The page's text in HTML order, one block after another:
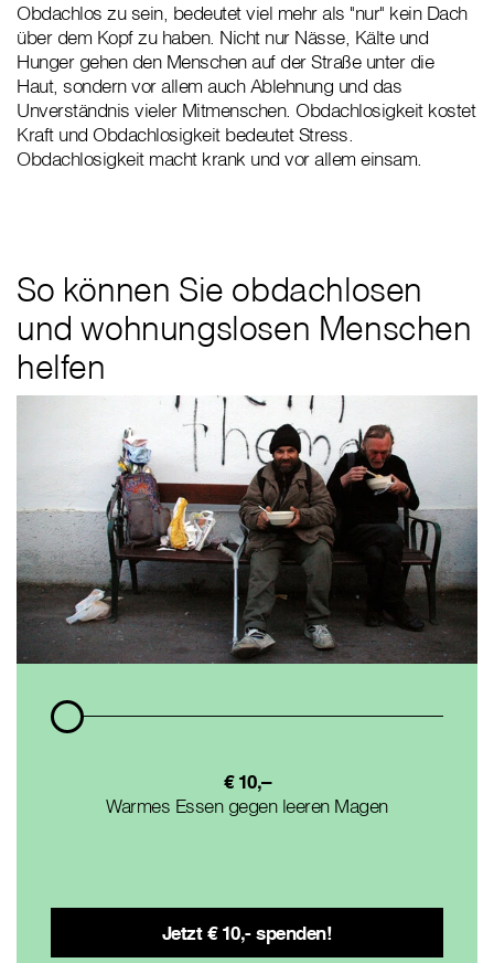
Obdachlos zu sein, bedeutet viel mehr als "nur" kein Dach
über dem Kopf zu haben. Nicht nur Nässe, Kälte und
Hunger gehen den Menschen auf der Straße unter die
Haut, sondern vor allem auch Ablehnung und das
Unverständnis vieler Mitmenschen. Obdachlosigkeit kostet
Kraft und Obdachlosigkeit bedeutet Stress.
Obdachlosigkeit macht krank und vor allem einsam.
So können Sie obdachlosen
und wohnungslosen Menschen
helfen
€ 10,–
Warmes Essen gegen leeren Magen